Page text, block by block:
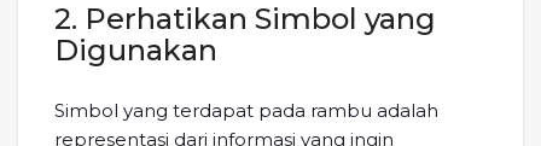
2. Perhatikan Simbol yang
Digunakan
Simbol yang terdapat pada rambu adalah
representasi dari informasi yang ingin